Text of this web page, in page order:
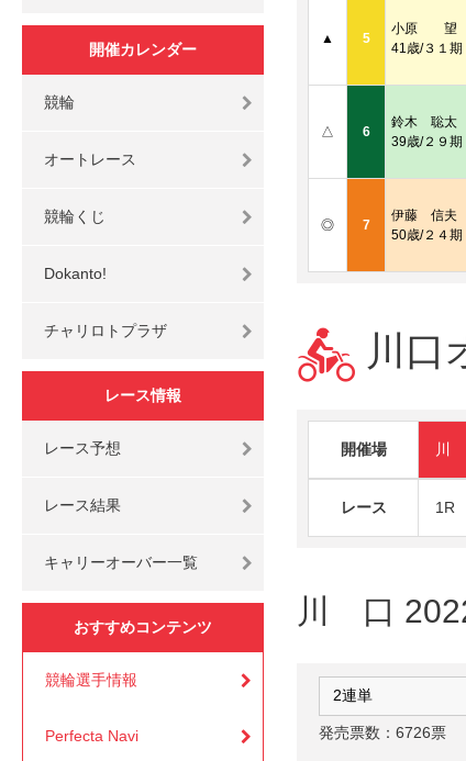
開催カレンダー
競輪
オートレース
競輪くじ
Dokanto!
チャリロトプラザ
レース情報
レース予想
レース結果
キャリーオーバー一覧
おすすめコンテンツ
競輪選手情報
Perfecta Navi
▲ 5
小原 望
41歳/３１期
△ 6
鈴木 聡太
39歳/２９期
◎ 7
伊藤 信夫
50歳/２４期
川口
開催場 川
レース 1R
川 口
発売票数：6726票